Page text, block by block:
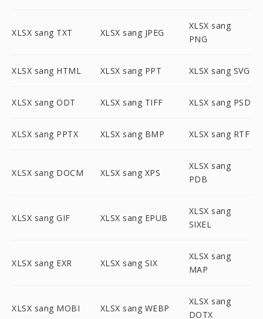
XLSX sang TXT XLSX sang JPEG
XLSX sang
PNG
XLSX sang HTML XLSX sang PPT XLSX sang SVG
XLSX sang ODT XLSX sang TIFF XLSX sang PSD
XLSX sang PPTX XLSX sang BMP XLSX sang RTF
XLSX sang DOCM XLSX sang XPS
XLSX sang
PDB
XLSX sang GIF XLSX sang EPUB
XLSX sang
SIXEL
XLSX sang EXR XLSX sang SIX
XLSX sang
MAP
XLSX sang MOBI XLSX sang WEBP
XLSX sang
DOTX